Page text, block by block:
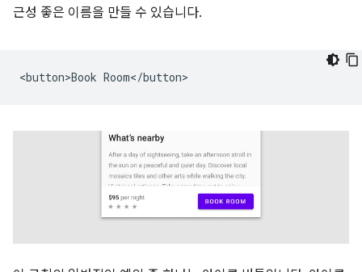
근성 좋은 이름을 만들 수 있습니다.